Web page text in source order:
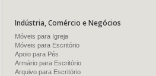
Indústria, Comércio e Negócios
Móveis para Igreja
Móveis para Escritório
Apoio para Pés
Armário para Escritório
Arquivo para Escritório